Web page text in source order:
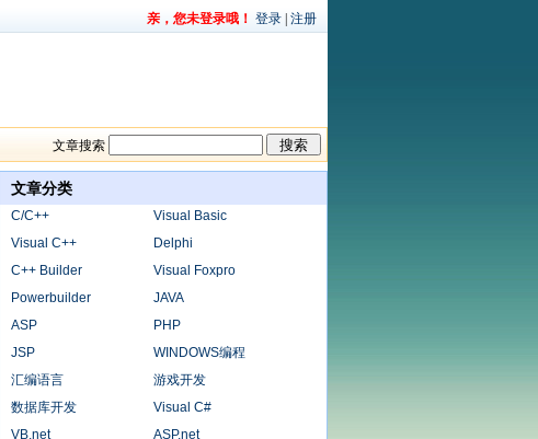
亲，您未登录哦！ 登录 注册
文章搜索
文章分类
C/C++
Visual Basic
Visual C++
Delphi
C++ Builder
Visual Foxpro
Powerbuilder
JAVA
ASP
PHP
JSP
WINDOWS编程
汇编语言
游戏开发
数据库开发
Visual C#
VB.net
ASP.net